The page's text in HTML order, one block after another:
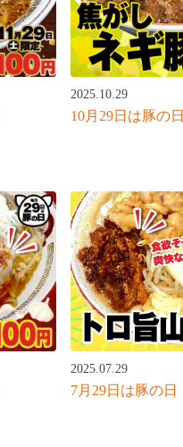
2025.10.29
10月29日は豚の日
2025.07.29
7月29日は豚の